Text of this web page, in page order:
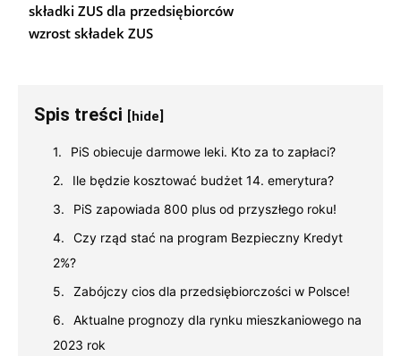
składki ZUS dla przedsiębiorców
wzrost składek ZUS
Spis treści [hide]
PiS obiecuje darmowe leki. Kto za to zapłaci?
Ile będzie kosztować budżet 14. emerytura?
PiS zapowiada 800 plus od przyszłego roku!
Czy rząd stać na program Bezpieczny Kredyt
2%?
Zabójczy cios dla przedsiębiorczości w Polsce!
Aktualne prognozy dla rynku mieszkaniowego na
2023 rok